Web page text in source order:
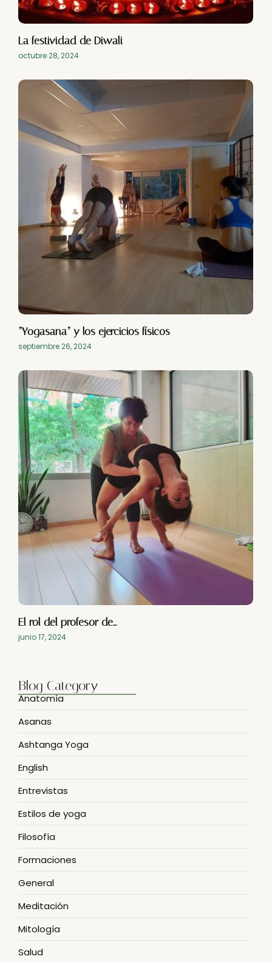
La festividad de Diwali
octubre 28, 2024
“Yogasana” y los ejercicios físicos
septiembre 26, 2024
El rol del profesor de…
junio 17, 2024
Blog Category
Anatomía
Asanas
Ashtanga Yoga
English
Entrevistas
Estilos de yoga
Filosofía
Formaciones
General
Meditación
Mitología
Salud